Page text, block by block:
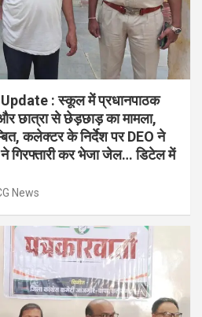
: स्कूल में प्रधानपाठक
छात्रा से छेड़छाड़ का मामला,
कलेक्टर के निर्देश पर DEO ने
ने गिरफ्तारी कर भेजा जेल… डिटेल में
News